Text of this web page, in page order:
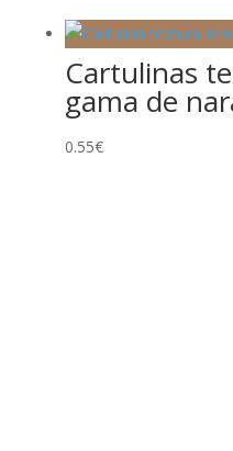
Cartulinas
gama de
0.55€